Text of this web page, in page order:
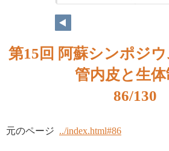
第15回 阿蘇シンポジウ
管内皮と生
86/130
元のページ ../index.html#86